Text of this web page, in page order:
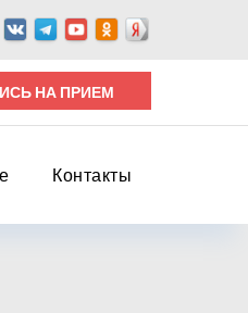
ОНЛАЙН ЗАПИСЬ НА ПРИЕМ
Контакты